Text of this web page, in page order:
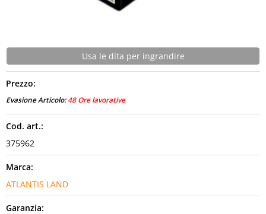
Usa le dita per ingrandire
Prezzo:
Evasione Articolo:48 Ore lavorative
Cod. art.:
375962
Marca:
ATLANTIS LAND
Garanzia: